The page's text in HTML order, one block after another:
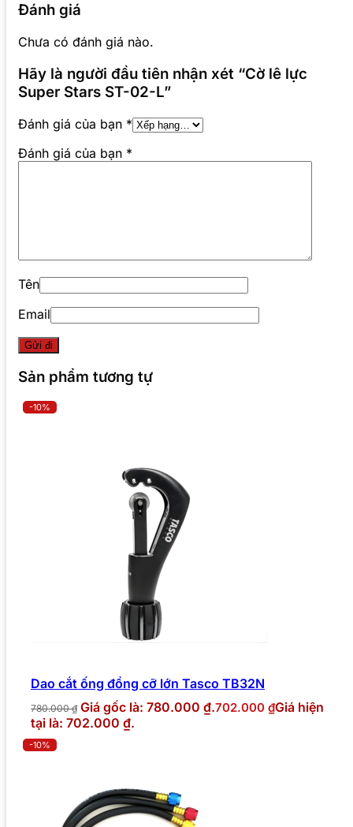
Đánh giá
Chưa có đánh giá nào.
Hãy là người đầu tiên nhận xét “Cờ lê lực
Super Stars ST-02-L”
Đánh giá của bạn *
Đánh giá của bạn *
Tên
Email
Sản phẩm tương tự
-10%
Dao cắt ống đồng cỡ lớn Tasco TB32N
780.000₫ Giá gốc là: 780.000 ₫.702.000 ₫Giá hiện
tại là: 702.000 ₫.
-10%